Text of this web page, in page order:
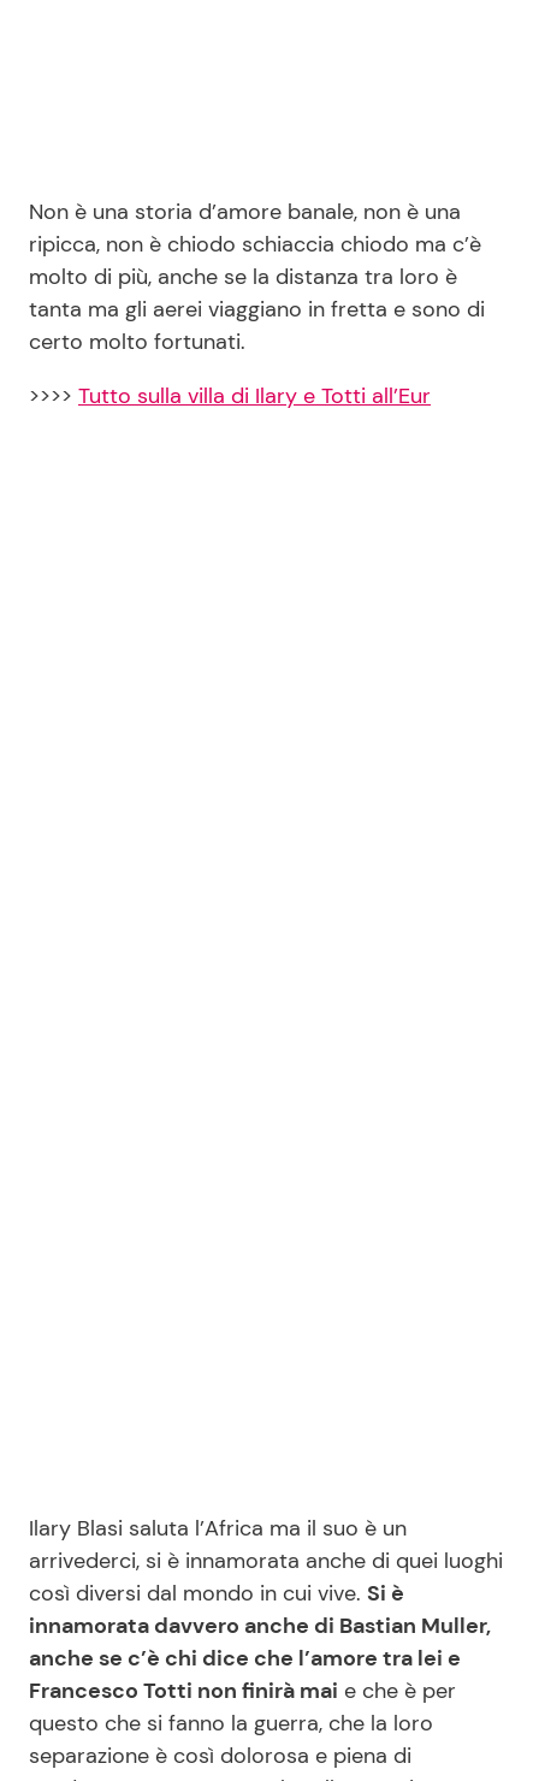
Non è una storia d’amore banale, non è una
ripicca, non è chiodo schiaccia chiodo ma c’è
molto di più, anche se la distanza tra loro è
tanta ma gli aerei viaggiano in fretta e sono di
certo molto fortunati.
>>>> Tutto sulla villa di Ilary e Totti all’Eur
Ilary Blasi saluta l’Africa ma il suo è un
arrivederci, si è innamorata anche di quei luoghi
così diversi dal mondo in cui vive. Si è
innamorata davvero anche di Bastian Muller,
anche se c’è chi dice che l’amore tra lei e
Francesco Totti non finirà mai e che è per
questo che si fanno la guerra, che la loro
separazione è così dolorosa e piena di